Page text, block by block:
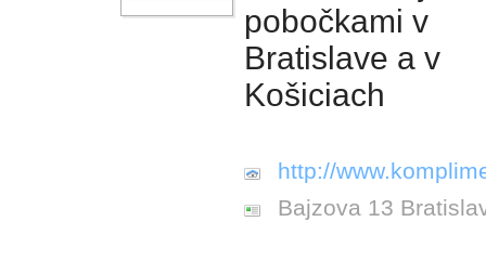
pobočkami v
Bratislave a v
Košiciach
http://
Bajzova 13